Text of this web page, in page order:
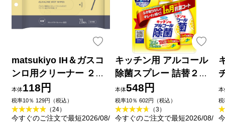
matsukiyo IH＆ガスコ
ンロ用クリーナー ２０
枚
本体118円
税率10％ 129円（税込）
（24）
今すぐのご注文で最短2026/08/
キッチン用 アルコール
除菌スプレー 詰替２回
分 ７２０ｍｌ フマキラ
ー
本体548円
税率10％ 602円（税込）
（3）
今すぐのご注文で最短2026/08/
本
税